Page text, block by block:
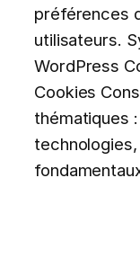
préférences
utilisateurs.
WordPress
Cookies
thématiques